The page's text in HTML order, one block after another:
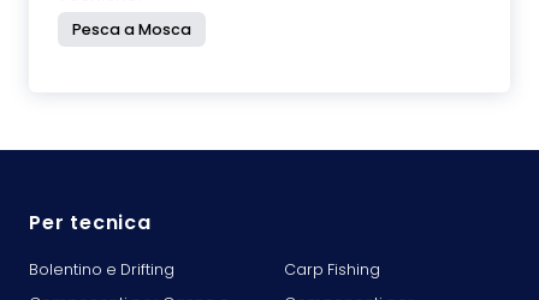
Pesca a Mosca
Per tecnica
Bolentino e Drifting
Carp Fishing